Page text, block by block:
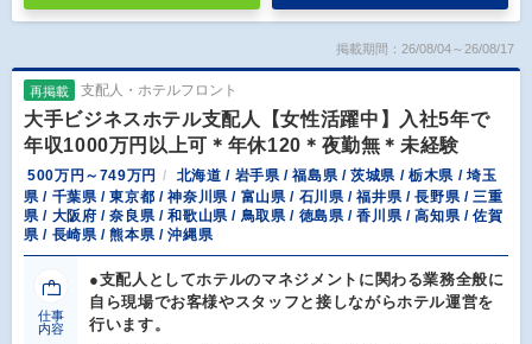
掲載期間：26/08/04～26/08/17
再掲載 支配人・ホテルフロント
大手ビジネスホテル支配人【女性活躍中】入社5年で
年収1000万円以上可＊年休120＊夜勤無＊未経験
500万円～749万円
北海道 / 岩手県 / 福島県 / 茨城県 / 栃木県 / 埼玉
県 / 千葉県 / 東京都 / 神奈川県 / 富山県 / 石川県 / 福井県 / 長野県 / 三重
県 / 大阪府 / 奈良県 / 和歌山県 / 鳥取県 / 徳島県 / 香川県 / 高知県 / 佐賀
県 / 長崎県 / 熊本県 / 沖縄県
仕事
内容
●支配人としてホテルのマネジメントに関わる業務全般に
自ら現場でお客様やスタッフと接しながらホテル運営を
行います。